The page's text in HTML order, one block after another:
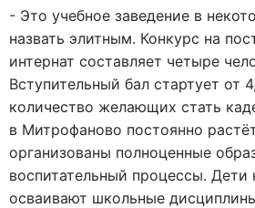
- Это учебное заведение в
назвать элитным. Конкурс на
интернат составляет четыре
Вступительный бал стартует от
количество желающих стать
в Митрофаново постоянно
организованы полноценные
воспитательный процессы. Дети
осваивают школьные